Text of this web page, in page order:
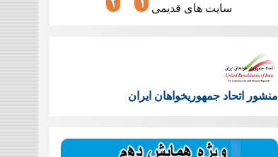
سایت های قدیمی
منشور اتحاد جمهوریخواهان ایران